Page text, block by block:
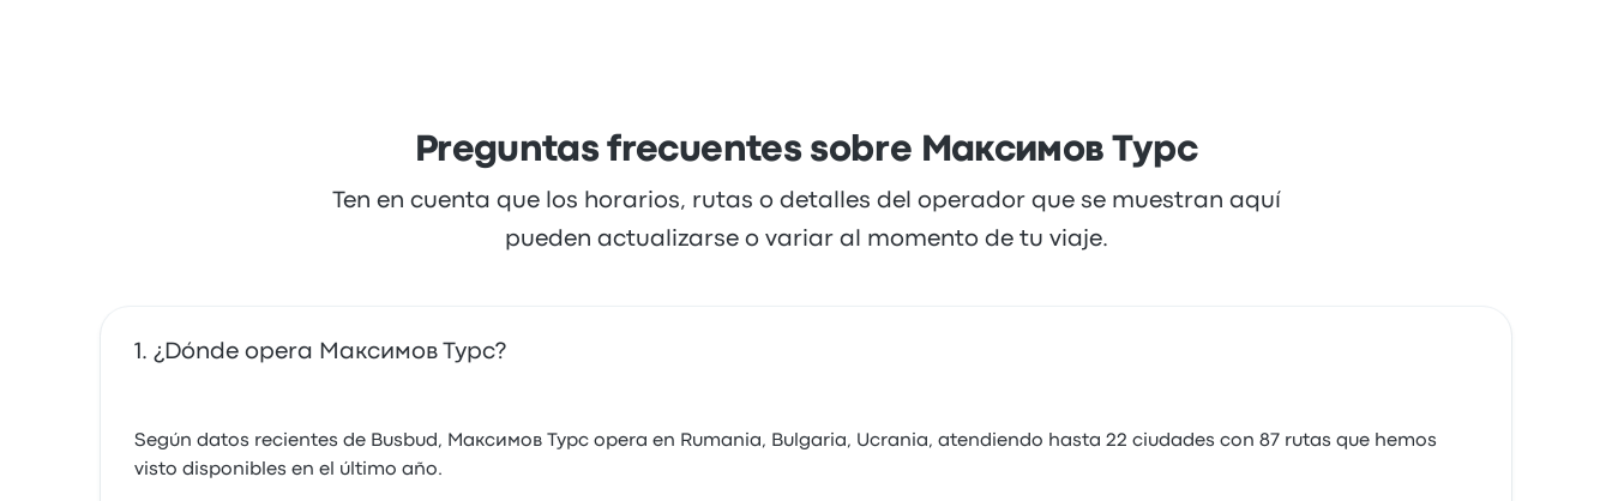
Preguntas frecuentes sobre Максимов Турс
Ten en cuenta que los horarios, rutas o detalles del operador que se muestran aquí
pueden actualizarse o variar al momento de tu viaje.
¿Dónde opera Максимов Турс?
Según datos recientes de Busbud, Максимов Турс opera en Rumania, Bulgaria, Ucrania, atendiendo hasta 22 ciudades con 87 rutas que hemos
visto disponibles en el último año.